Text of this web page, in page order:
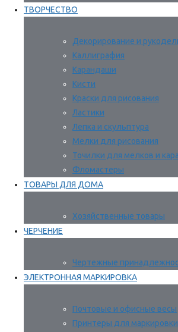
ТВОРЧЕСТВО
Декорирование и
Каллиграфия
Карандаши
Кисти
Краски для рисования
Ластики
Лепка и скульптура
Мелки для рисования
Точилки для мелков и
Фломастеры
ТОВАРЫ ДЛЯ ДОМА
Хозяйственные товары
ЧЕРЧЕНИЕ
Чертежные
ЭЛЕКТРОННАЯ МАРКИРОВКА
Почтовые и офисные весы
Принтеры для маркировки